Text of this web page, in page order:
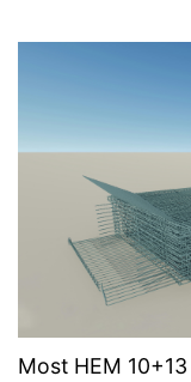
Most HEM 10+13